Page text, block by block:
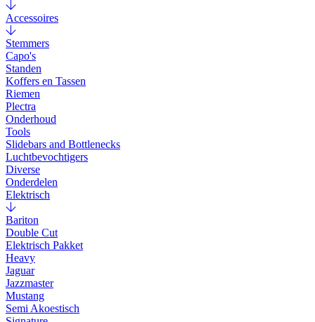
Accessoires
Stemmers
Capo's
Standen
Koffers en Tassen
Riemen
Plectra
Onderhoud
Tools
Slidebars and Bottlenecks
Luchtbevochtigers
Diverse
Onderdelen
Elektrisch
Bariton
Double Cut
Elektrisch Pakket
Heavy
Jaguar
Jazzmaster
Mustang
Semi Akoestisch